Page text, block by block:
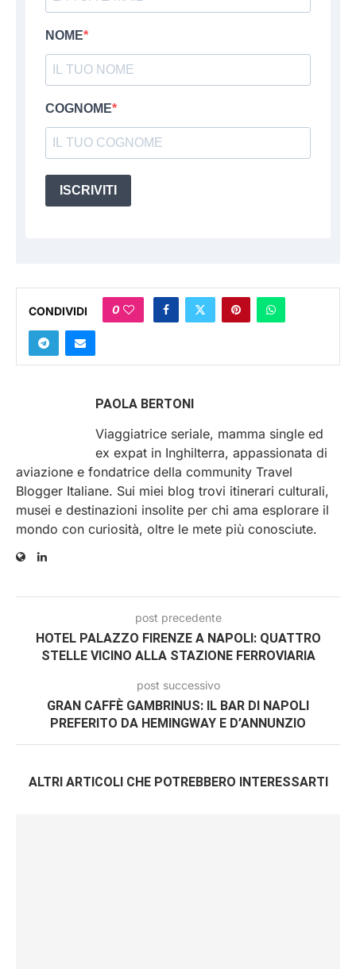
NOME
COGNOME
ISCRIVITI
CONDIVIDI 0
PAOLA BERTONI
Viaggiatrice seriale, mamma single ed
ex expat in Inghilterra, appassionata di
aviazione e fondatrice della community Travel
Blogger Italiane. Sui miei blog trovi itinerari culturali,
musei e destinazioni insolite per chi ama esplorare il
mondo con curiosità, oltre le mete più conosciute.
post precedente
HOTEL PALAZZO FIRENZE A NAPOLI: QUATTRO
STELLE VICINO ALLA STAZIONE FERROVIARIA
post successivo
GRAN CAFFÈ GAMBRINUS: IL BAR DI NAPOLI
PREFERITO DA HEMINGWAY E D’ANNUNZIO
ALTRI ARTICOLI CHE POTREBBERO INTERESSARTI